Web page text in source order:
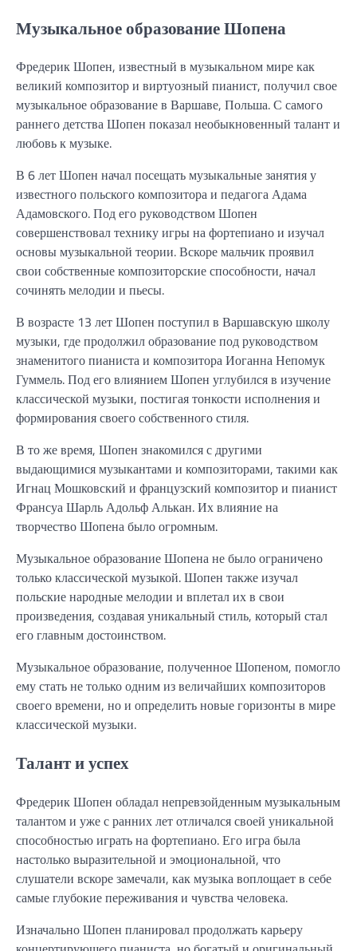
Музыкальное образование Шопена
Фредерик Шопен, известный в музыкальном мире как
великий композитор и виртуозный пианист, получил свое
музыкальное образование в Варшаве, Польша. С самого
раннего детства Шопен показал необыкновенный талант и
любовь к музыке.
В 6 лет Шопен начал посещать музыкальные занятия у
известного польского композитора и педагога Адама
Адамовского. Под его руководством Шопен
совершенствовал технику игры на фортепиано и изучал
основы музыкальной теории. Вскоре мальчик проявил
свои собственные композиторские способности, начал
сочинять мелодии и пьесы.
В возрасте 13 лет Шопен поступил в Варшавскую школу
музыки, где продолжил образование под руководством
знаменитого пианиста и композитора Иоганна Непомук
Гуммель. Под его влиянием Шопен углубился в изучение
классической музыки, постигая тонкости исполнения и
формирования своего собственного стиля.
В то же время, Шопен знакомился с другими
выдающимися музыкантами и композиторами, такими как
Игнац Мошковский и французский композитор и пианист
Франсуа Шарль Адольф Алькан. Их влияние на
творчество Шопена было огромным.
Музыкальное образование Шопена не было ограничено
только классической музыкой. Шопен также изучал
польские народные мелодии и вплетал их в свои
произведения, создавая уникальный стиль, который стал
его главным достоинством.
Музыкальное образование, полученное Шопеном, помогло
ему стать не только одним из величайших композиторов
своего времени, но и определить новые горизонты в мире
классической музыки.
Талант и успех
Фредерик Шопен обладал непревзойденным музыкальным
талантом и уже с ранних лет отличался своей уникальной
способностью играть на фортепиано. Его игра была
настолько выразительной и эмоциональной, что
слушатели вскоре замечали, как музыка воплощает в себе
самые глубокие переживания и чувства человека.
Изначально Шопен планировал продолжать карьеру